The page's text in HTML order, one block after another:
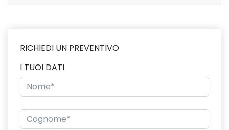
RICHIEDI UN PREVENTIVO
I TUOI DATI